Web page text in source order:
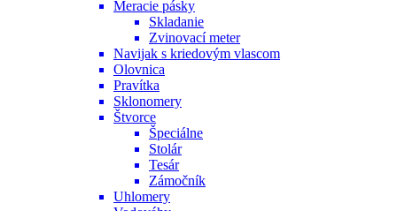
Meracie pásky
Skladanie
Zvinovací meter
Navijak s kriedovým vlascom
Olovnica
Pravítka
Sklonomery
Štvorce
Špeciálne
Stolár
Tesár
Zámočník
Uhlomery